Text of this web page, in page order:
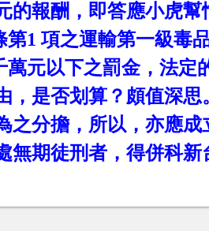
的報酬，即答應小虎
第1項之運輸第一級毒
萬元以下之罰金，法定
，是否划算？頗值深
之分擔，所以，亦應
無期徒刑者，得併科新